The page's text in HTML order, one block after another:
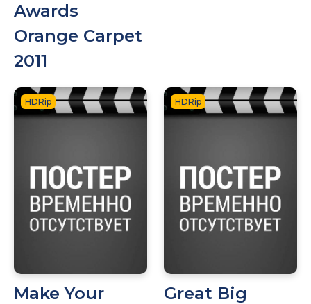
Awards
Orange Carpet
2011
HDRip
Make Your
HDRip
Great Big